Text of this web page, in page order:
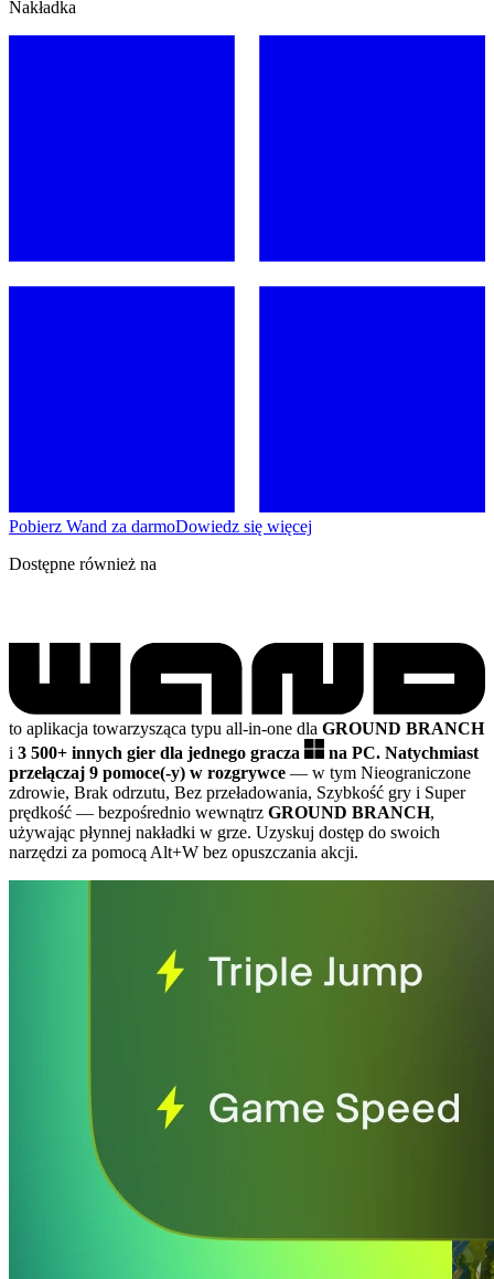
Nakładka
Pobierz Wand za darmoDowiedz się więcej
Dostępne również na
to aplikacja towarzysząca typu all-in-one dla GROUND BRANCH
i 3 500+ innych gier dla jednego gracza na PC. Natychmiast
przełączaj 9 pomoce(-y) w rozgrywce — w tym Nieograniczone
zdrowie, Brak odrzutu, Bez przeładowania, Szybkość gry i Super
prędkość — bezpośrednio wewnątrz GROUND BRANCH,
używając płynnej nakładki w grze. Uzyskuj dostęp do swoich
narzędzi za pomocą Alt+W bez opuszczania akcji.